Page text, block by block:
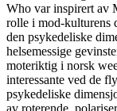
Who var inspirert av
rolle i mod-kulturens
den psykedeliske
helsemessige
moteriktig i norsk
interessante ved de
psykedeliske
av roterende,